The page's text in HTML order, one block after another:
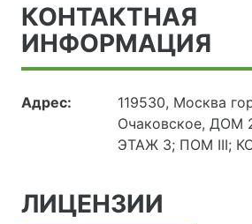
КОНТАКТНАЯ
ИНФОРМАЦИЯ
Адрес:
119530, Москва
Очаковское, ДОМ
ЭТАЖ 3; ПОМ III;
ЛИЦЕНЗИИ